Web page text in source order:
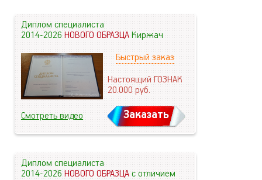
Диплом специалиста
2014-2026НОВОГО ОБРАЗЦАКиржач
Быстрый заказ
Настоящий ГОЗНАК
20.000руб.
Смотреть видео Заказать
Диплом специалиста
2014-2026НОВОГО ОБРАЗЦАс отличием